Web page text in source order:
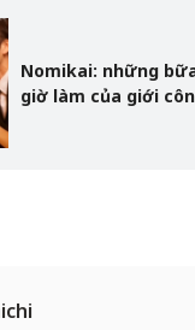
Nomikai: những
giờ làm của giới